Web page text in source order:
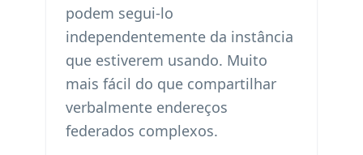
podem segui-lo
independentemente da instância
que estiverem usando. Muito
mais fácil do que compartilhar
verbalmente endereços
federados complexos.